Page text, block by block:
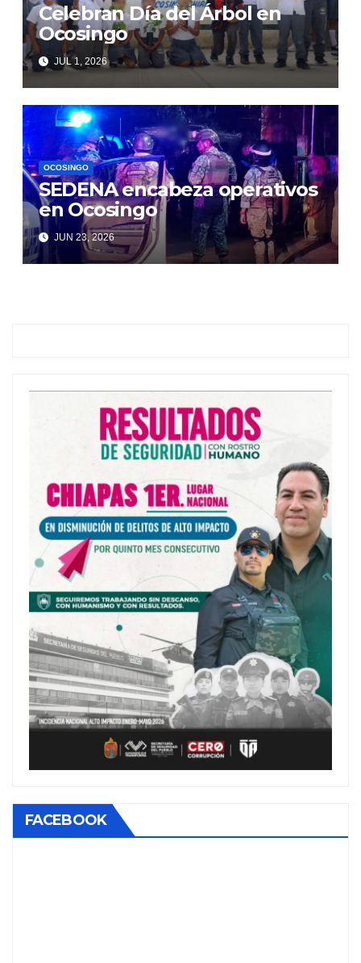
Celebran Día del Árbol en
Ocosingo
JUL 1, 2026
OCOSINGO
SEDENA encabeza operativos
en Ocosingo
JUN 23, 2026
FACEBOOK